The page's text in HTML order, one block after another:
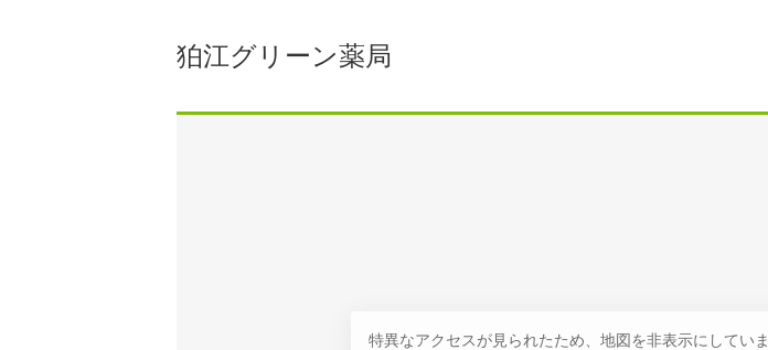
狛江グリーン薬局
特異なアクセスが見られたため、地図を非表示にしていま